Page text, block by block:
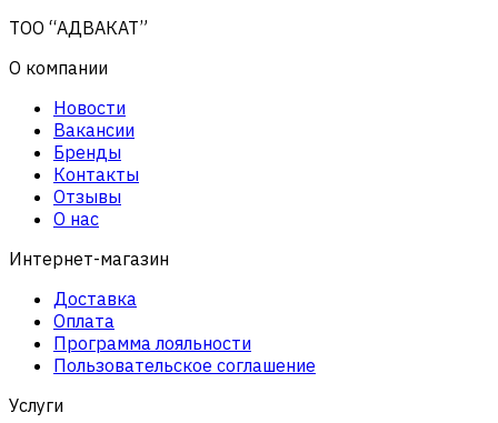
ТОО “АДВАКАТ”
О компании
Новости
Вакансии
Бренды
Контакты
Отзывы
О нас
Интернет-магазин
Доставка
Оплата
Программа лояльности
Пользовательское соглашение
Услуги